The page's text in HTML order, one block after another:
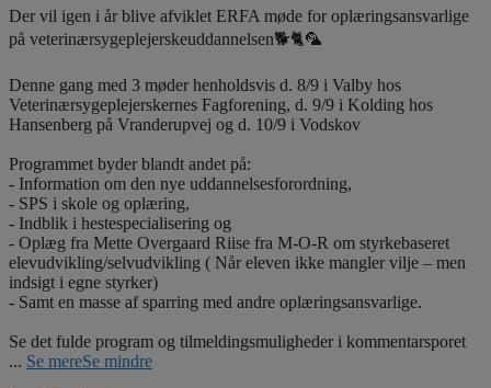
Der vil igen i år blive afviklet ERFA møde for oplæringsansvarlige
på veterinærsygeplejerskeuddannelsen🐕🐈🦜
Denne gang med 3 møder henholdsvis d. 8/9 i Valby hos
Veterinærsygeplejerskernes Fagforening, d. 9/9 i Kolding hos
Hansenberg på Vranderupvej og d. 10/9 i Vodskov
Programmet byder blandt andet på:
- Information om den nye uddannelsesforordning,
- SPS i skole og oplæring,
- Indblik i hestespecialisering og
- Oplæg fra Mette Overgaard Riise fra M-O-R om styrkebaseret
elevudvikling/selvudvikling ( Når eleven ikke mangler vilje – men
indsigt i egne styrker)
- Samt en masse af sparring med andre oplæringsansvarlige.
Se det fulde program og tilmeldingsmuligheder i kommentarsporet
... Se mereSe mindre